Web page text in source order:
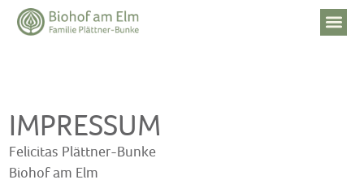
IMPRESSUM
Felicitas Plättner-Bunke
Biohof am Elm